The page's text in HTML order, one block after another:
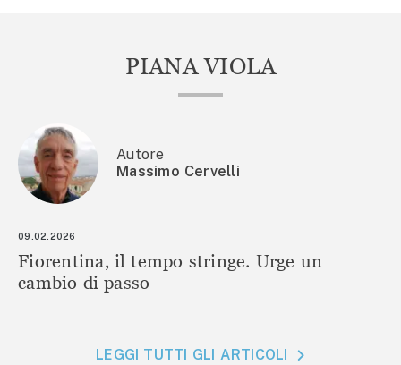
PIANA VIOLA
Autore
Massimo Cervelli
09.02.2026
Fiorentina, il tempo stringe. Urge un
cambio di passo
LEGGI TUTTI GLI ARTICOLI